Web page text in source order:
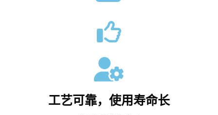
工艺可靠，使用寿命长